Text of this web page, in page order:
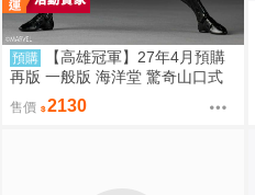
預購
【高雄冠軍】27年4月預購
再版 一般版 海洋堂 驚奇山口式
黑色戰衣蜘蛛人 共生體蜘蛛人 免
訂金0928
售價 2130